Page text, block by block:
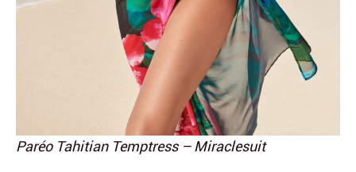
Paréo Tahitian Temptress – Miraclesuit